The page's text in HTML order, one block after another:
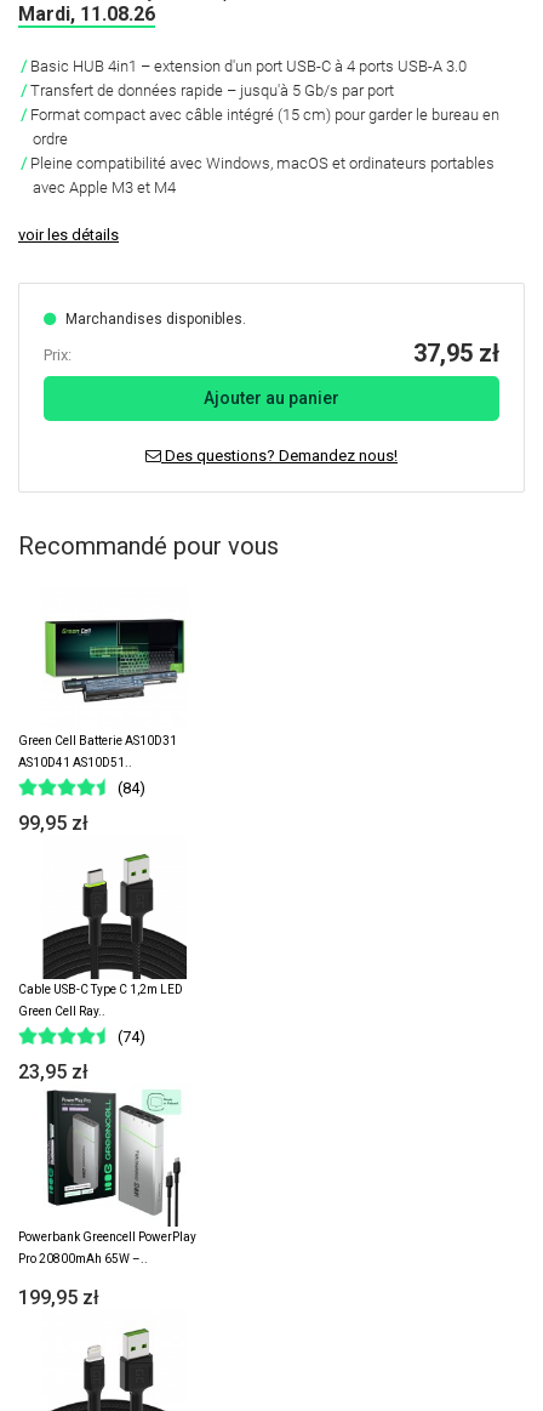
Mardi, 11.08.26
Basic HUB 4in1 – extension d'un port USB-C à 4 ports USB-A 3.0
Transfert de données rapide – jusqu'à 5 Gb/s par port
Format compact avec câble intégré (15 cm) pour garder le bureau en
ordre
Pleine compatibilité avec Windows, macOS et ordinateurs portables
avec Apple M3 et M4
voir les détails
Marchandises disponibles.
Prix: 37,95 zł
Ajouter au panier
Des questions? Demandez nous!
Recommandé pour vous
Green Cell Batterie AS10D31
AS10D41 AS10D51..
(84)
99,95 zł
Cable USB-C Type C 1,2m LED
Green Cell Ray..
(74)
23,95 zł
Powerbank Greencell PowerPlay
Pro 20800mAh 65W –..
199,95 zł